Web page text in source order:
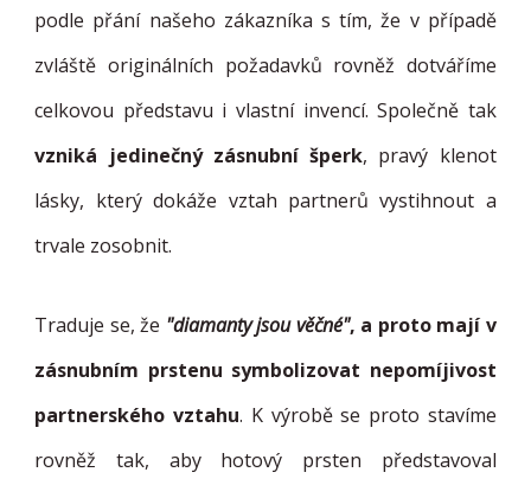
podle přání našeho zákazníka s tím, že v případě
zvláště originálních požadavků rovněž dotváříme
celkovou představu i vlastní invencí. Společně tak
vzniká jedinečný zásnubní šperk, pravý klenot
lásky, který dokáže vztah partnerů vystihnout a
trvale zosobnit.
Traduje se, že "diamanty jsou věčné", a proto mají v
zásnubním prstenu symbolizovat nepomíjivost
partnerského vztahu. K výrobě se proto stavíme
rovněž tak, aby hotový prsten představoval